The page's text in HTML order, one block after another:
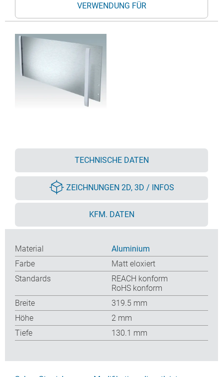
VERWENDUNG FÜR
TECHNISCHE DATEN
ZEICHNUNGEN 2D, 3D / INFOS
KFM. DATEN
Material
Aluminium
Farbe
Matt eloxiert
Standards
REACH konform
RoHS konform
Breite
319.5 mm
Höhe
2 mm
Tiefe
130.1 mm